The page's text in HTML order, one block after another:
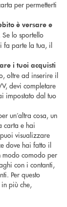
per permetterti
è versare e
Se lo sportello
fa parte la tua, il
i tuoi acquisti
oltre ad inserire il
devi completare
impostato dal tuo
un’altra cosa, un
carta e hai
visualizzare
dove hai fatto il
modo comodo per
con i contanti,
Per questo
più che,